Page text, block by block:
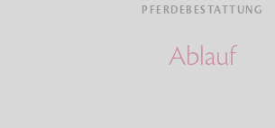
PFERDEBESTATTUNG
Ablauf